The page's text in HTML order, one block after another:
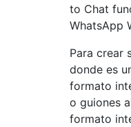
to Chat
WhatsApp
Para crear
donde es
formato
o guiones
formato